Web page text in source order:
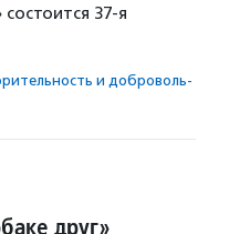
37-я
и доброволь­
друг»